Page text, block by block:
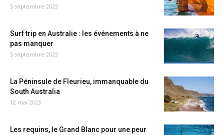
5 septembre 2023
Surf trip en Australie : les événements à ne
pas manquer
5 septembre 2023
La Péninsule de Fleurieu, immanquable du
South Australia
12 mai 2023
Les requins, le Grand Blanc pour une peur